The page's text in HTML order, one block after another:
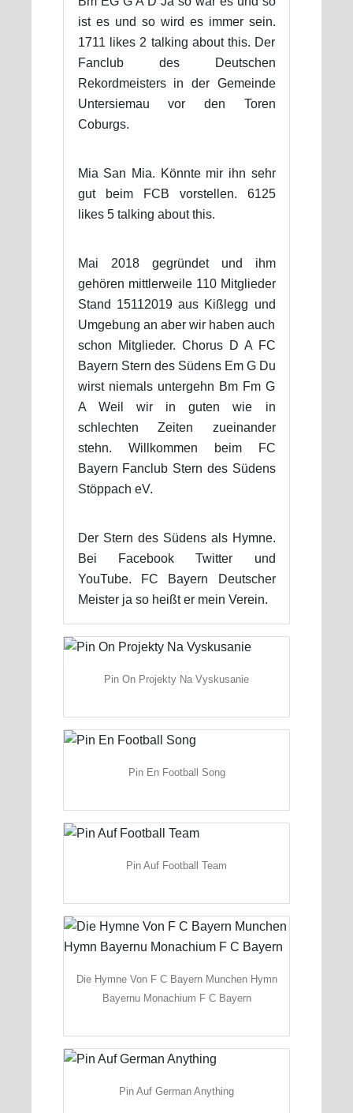
ist es und so wird es immer sein.
1711 likes 2 talking about this. Der
Fanclub des Deutschen
Rekordmeisters in der Gemeinde
Untersiemau vor den Toren
Coburgs.
Mia San Mia. Könnte mir ihn sehr
gut beim FCB vorstellen. 6125
likes 5 talking about this.
Mai 2018 gegründet und ihm
gehören mittlerweile 110 Mitglieder
Stand 15112019 aus Kißlegg und
Umgebung an aber wir haben auch
schon Mitglieder. Chorus D A FC
Bayern Stern des Südens Em G Du
wirst niemals untergehn Bm Fm G
A Weil wir in guten wie in
schlechten Zeiten zueinander
stehn. Willkommen beim FC
Bayern Fanclub Stern des Südens
Stöppach eV.
Der Stern des Südens als Hymne.
Bei Facebook Twitter und
YouTube. FC Bayern Deutscher
Meister ja so heißt er mein Verein.
Pin On Projekty Na Vyskusanie
Pin En Football Song
Pin Auf Football Team
Die Hymne Von F C Bayern Munchen Hymn
Bayernu Monachium F C Bayern
Pin Auf German Anything